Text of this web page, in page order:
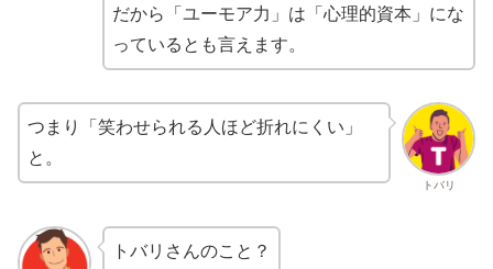
だから「ユーモア力」は「心理的資本」にな
っているとも言えます。
トバリ
つまり「笑わせられる人ほど折れにくい」
と。
トバリさんのこと？